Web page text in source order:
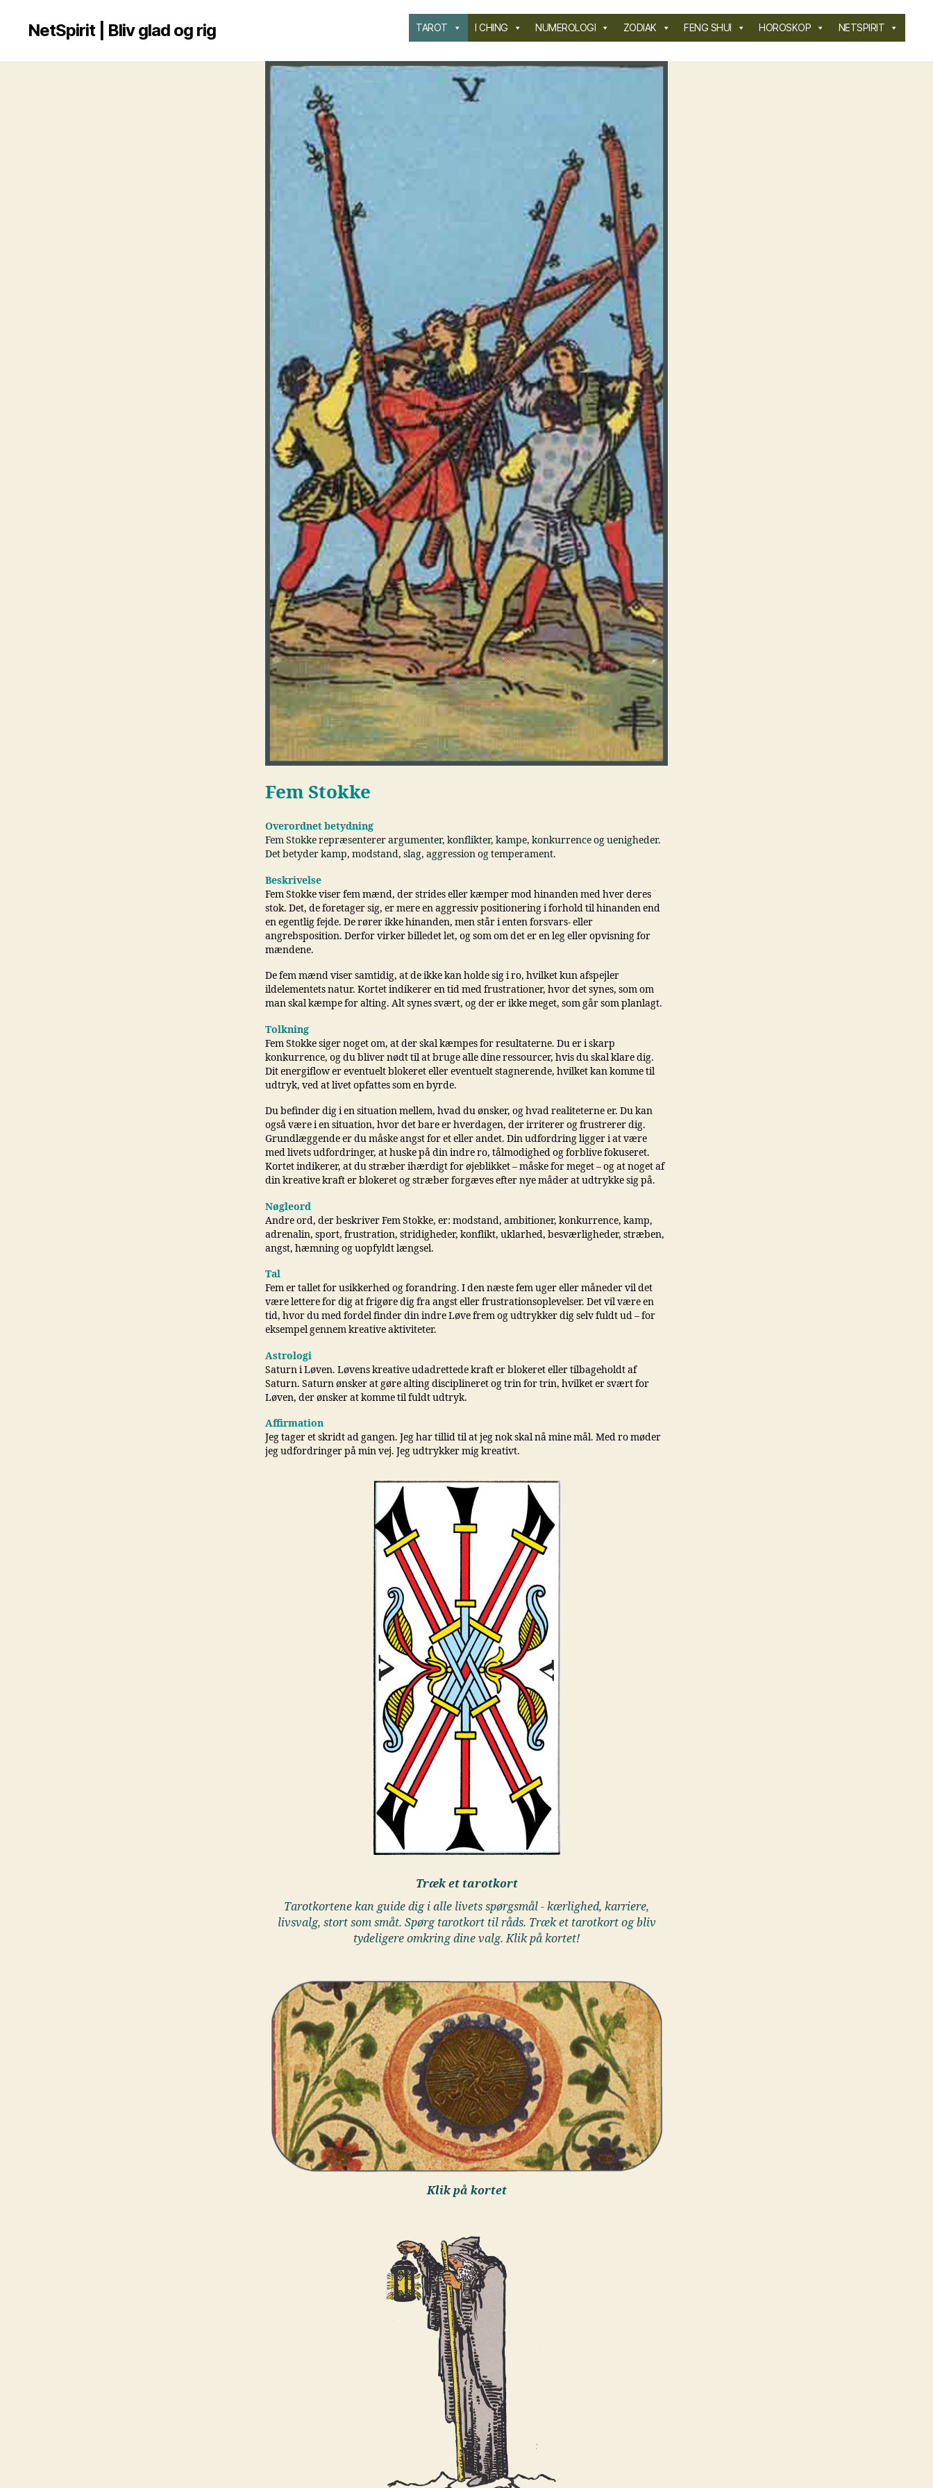
NetSpirit | Bliv glad og rig TAROT I CHING NUMEROLOGI ZODIAK FENG SHUI HOROSKOP NETSPIRIT
Fem Stokke
Overordnet betydning
Fem Stokke repræsenterer argumenter, konflikter, kampe, konkurrence og uenigheder.
Det betyder kamp, modstand, slag, aggression og temperament.
Beskrivelse
Fem Stokke viser fem mænd, der strides eller kæmper mod hinanden med hver deres
stok. Det, de foretager sig, er mere en aggressiv positionering i forhold til hinanden end
en egentlig fejde. De rører ikke hinanden, men står i enten forsvars- eller
angrebsposition. Derfor virker billedet let, og som om det er en leg eller opvisning for
mændene.
De fem mænd viser samtidig, at de ikke kan holde sig i ro, hvilket kun afspejler
ildelementets natur. Kortet indikerer en tid med frustrationer, hvor det synes, som om
man skal kæmpe for alting. Alt synes svært, og der er ikke meget, som går som planlagt.
Tolkning
Fem Stokke siger noget om, at der skal kæmpes for resultaterne. Du er i skarp
konkurrence, og du bliver nødt til at bruge alle dine ressourcer, hvis du skal klare dig.
Dit energiflow er eventuelt blokeret eller eventuelt stagnerende, hvilket kan komme til
udtryk, ved at livet opfattes som en byrde.
Du befinder dig i en situation mellem, hvad du ønsker, og hvad realiteterne er. Du kan
også være i en situation, hvor det bare er hverdagen, der irriterer og frustrerer dig.
Grundlæggende er du måske angst for et eller andet. Din udfordring ligger i at være
med livets udfordringer, at huske på din indre ro, tålmodighed og forblive fokuseret.
Kortet indikerer, at du stræber ihærdigt for øjeblikket – måske for meget – og at noget af
din kreative kraft er blokeret og stræber forgæves efter nye måder at udtrykke sig på.
Nøgleord
Andre ord, der beskriver Fem Stokke, er: modstand, ambitioner, konkurrence, kamp,
adrenalin, sport, frustration, stridigheder, konflikt, uklarhed, besværligheder, stræben,
angst, hæmning og uopfyldt længsel.
Tal
Fem er tallet for usikkerhed og forandring. I den næste fem uger eller måneder vil det
være lettere for dig at frigøre dig fra angst eller frustrationsoplevelser. Det vil være en
tid, hvor du med fordel finder din indre Løve frem og udtrykker dig selv fuldt ud – for
eksempel gennem kreative aktiviteter.
Astrologi
Saturn i Løven. Løvens kreative udadrettede kraft er blokeret eller tilbageholdt af
Saturn. Saturn ønsker at gøre alting disciplineret og trin for trin, hvilket er svært for
Løven, der ønsker at komme til fuldt udtryk.
Affirmation
Jeg tager et skridt ad gangen. Jeg har tillid til at jeg nok skal nå mine mål. Med ro møder
jeg udfordringer på min vej. Jeg udtrykker mig kreativt.
Træk et tarotkort
Tarotkortene kan guide dig i alle livets spørgsmål - kærlighed, karriere,
livsvalg, stort som småt. Spørg tarotkort til råds. Træk et tarotkort og bliv
tydeligere omkring dine valg. Klik på kortet!
Klik på kortet